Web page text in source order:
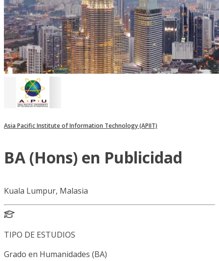
Asia Pacific Institute of Information Technology (APIIT)
BA (Hons) en Publicidad
Kuala Lumpur, Malasia
TIPO DE ESTUDIOS
Grado en Humanidades (BA)